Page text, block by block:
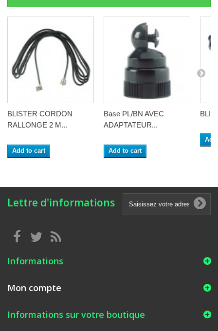
BLISTER CORDON
RALLONGE 2 M...
Add to cart
Base PL/BN AVEC
ADAPTATEUR...
Add to cart
Lettre d'informations
Informations
Mon compte
Informations sur votre boutique